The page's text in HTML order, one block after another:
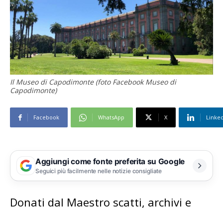
Il Museo di Capodimonte (foto Facebook Museo di
Capodimonte)
Facebook WhatsApp X
Aggiungi come fonte preferita su Google
Seguici più facilmente nelle notizie consigliate
Donati dal Maestro scatti, archivi e